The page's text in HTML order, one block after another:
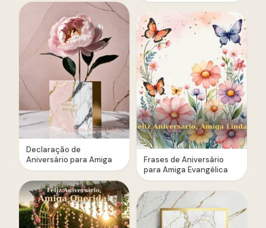
Declaração de
Aniversário para Amiga
Frases de Aniversário
para Amiga Evangélica